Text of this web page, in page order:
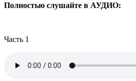
Полностью слушайте в АУДИО:
Часть 1